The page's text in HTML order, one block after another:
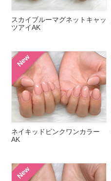
スカイブルーマグネットキャッ
ツアイAK
New
ネイキッドピンクワンカラー
AK
New